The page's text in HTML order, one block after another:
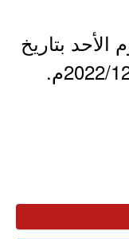
الأحد بتاريخ